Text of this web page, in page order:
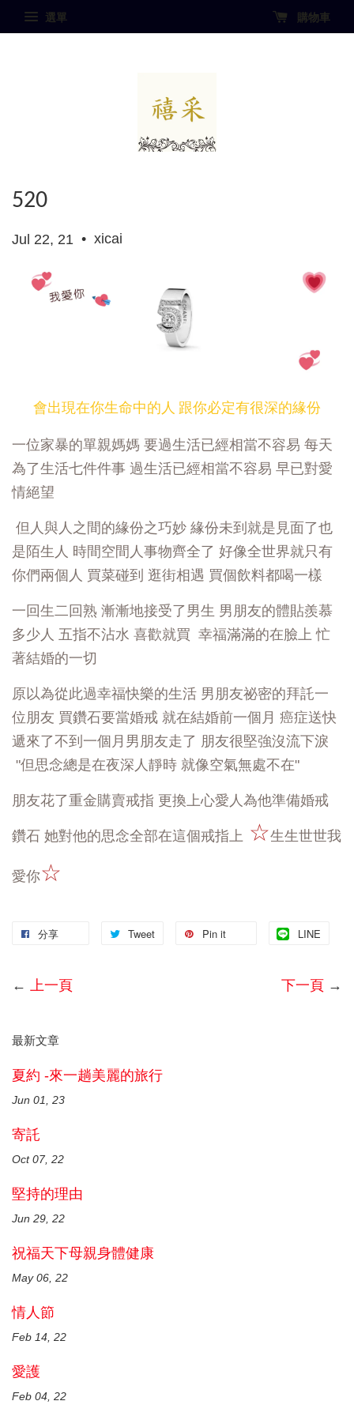
選單 購物車
520
Jul 22, 21 • xicai
會出現在你生命中的人 跟你必定有很深的緣份
一位家暴的單親媽媽 要過生活已經相當不容易 每天
為了生活七件件事 過生活已經相當不容易 早已對愛
情絕望
但人與人之間的緣份之巧妙 緣份未到就是見面了也
是陌生人 時間空間人事物齊全了 好像全世界就只有
你們兩個人 買菜碰到 逛街相遇 買個飲料都喝一樣
一回生二回熟 漸漸地接受了男生 男朋友的體貼羨慕
多少人 五指不沾水 喜歡就買 幸福滿滿的在臉上 忙
著結婚的一切
原以為從此過幸福快樂的生活 男朋友祕密的拜託一
位朋友 買鑽石要當婚戒 就在結婚前一個月 癌症送快
遞來了不到一個月男朋友走了 朋友很堅強沒流下淚
"但思念總是在夜深人靜時 就像空氣無處不在"
朋友花了重金購賣戒指 更換上心愛人為他準備婚戒
鑽石 她對他的思念全部在這個戒指上 ☆生生世世我
愛你☆
分享 Tweet Pin it LINE
← 上一頁 下一頁 →
最新文章
夏約 -來一趟美麗的旅行
Jun 01, 23
寄託
Oct 07, 22
堅持的理由
Jun 29, 22
祝福天下母親身體健康
May 06, 22
情人節
Feb 14, 22
愛護
Feb 04, 22